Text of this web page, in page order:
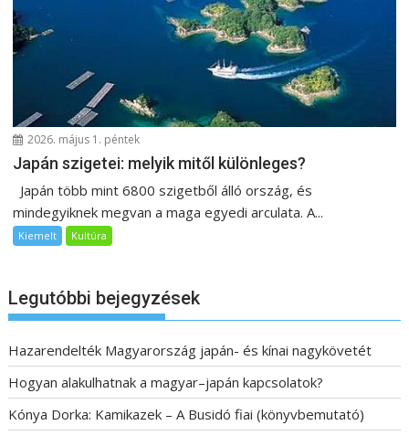
2026. május 1. péntek
Japán szigetei: melyik mitől különleges?
Japán több mint 6800 szigetből álló ország, és
mindegyiknek megvan a maga egyedi arculata. A...
Kiemelt Kultúra
Legutóbbi bejegyzések
Hazarendelték Magyarország japán- és kínai nagykövetét
Hogyan alakulhatnak a magyar–japán kapcsolatok?
Kónya Dorka: Kamikazek – A Busidó fiai (könyvbemutató)